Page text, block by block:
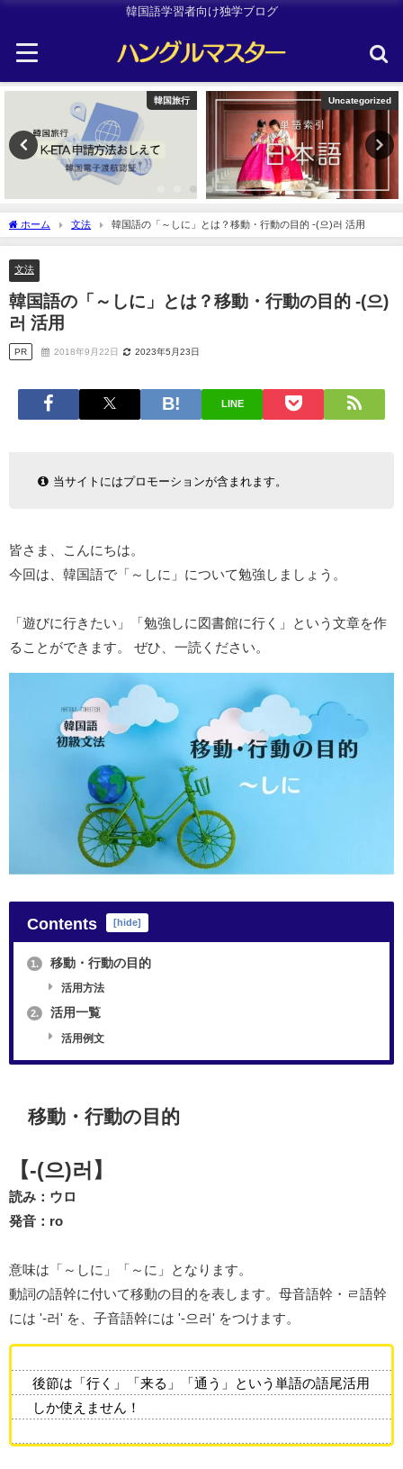
韓国語学習者向け独学ブログ
Uncategorized Other
ホーム 文法 韓国語の「～しに」とは？移動・行動の目的 -(으)러 活用
文法
韓国語の「～しに」とは？移動・行動の目的 -(으)
러 活用
PR 2018年9月22日 2023年5月23日
LINE
当サイトにはプロモーションが含まれます。
皆さま、こんにちは。
今回は、韓国語で「～しに」について勉強しましょう。
「遊びに行きたい」「勉強しに図書館に行く」という文章を作
ることができます。 ぜひ、一読ください。
Contents hide
1. 移動・行動の目的
活用方法
2. 活用一覧
活用例文
移動・行動の目的
【-(으)러】
読み：ウロ
発音：ro
意味は「～しに」「～に」となります。
動詞の語幹に付いて移動の目的を表します。母音語幹・ㄹ語幹
には '-러' を、子音語幹には '-으러' をつけます。
後節は「行く」「来る」「通う」という単語の語尾活用
しか使えません！